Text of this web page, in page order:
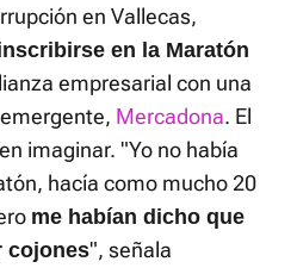
en Vallecas,
en la Maratón
empresarial con una
Mercadona. El
imaginar. "Yo no había
hacía como mucho 20
me habían dicho que
cojones", señala